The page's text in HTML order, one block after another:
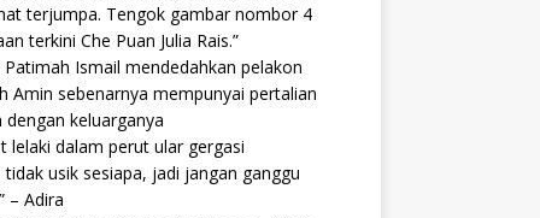
terjumpa. Tengok gambar nombor 4
terkini Che Puan Julia Rais.”
Ismail mendedahkan pelakon
Amin sebenarnya mempunyai pertalian
dengan keluarganya
lelaki dalam perut ular gergasi
tidak usik sesiapa, jadi jangan ganggu
– Adira